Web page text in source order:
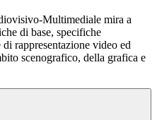
Multimediale mira a
di base, specifiche
rappresentazione video ed
scenografico, della grafica e